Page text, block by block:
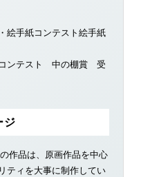
絵手紙コンテスト絵手紙
コンテスト 中の棚賞 受
ジ
作品は、原画作品を中心
ティを大事に制作してい